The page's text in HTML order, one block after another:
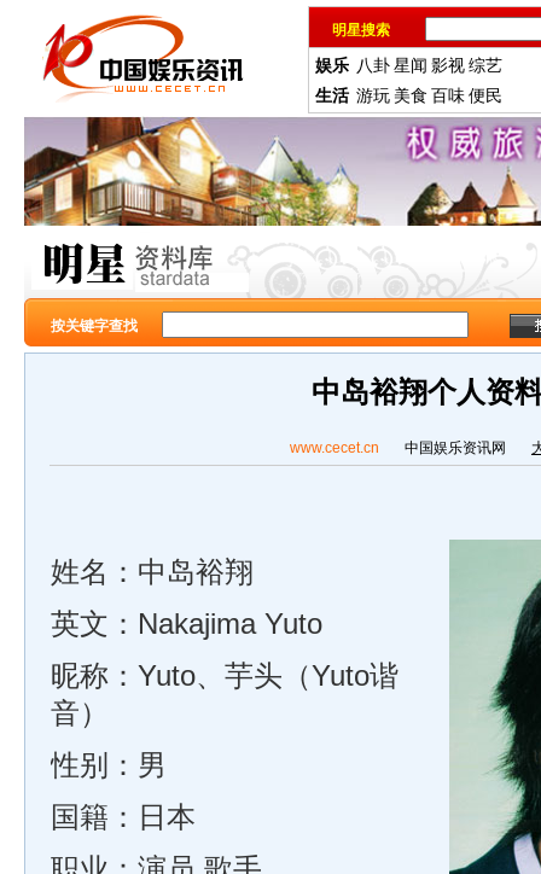
明星搜索
娱乐 八卦星闻 影视综艺
生活 游玩 美食 百味便民
按关键字查找
中岛裕翔个人资
www.cecet.cn 中国娱乐资讯网
姓名：中岛裕翔
英文：Nakajima Yuto
昵称：Yuto、芋头（Yuto谐
音）
性别：男
国籍：日本